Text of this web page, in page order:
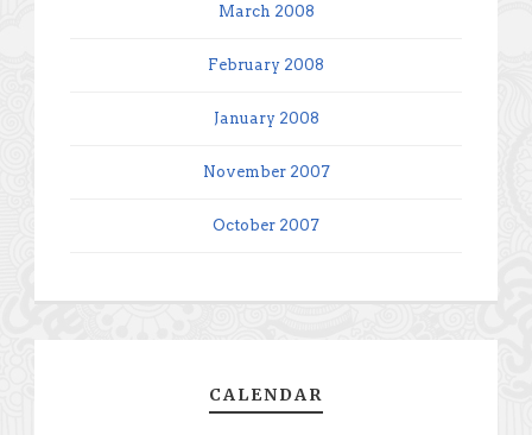
March 2008
February 2008
January 2008
November 2007
October 2007
CALENDAR